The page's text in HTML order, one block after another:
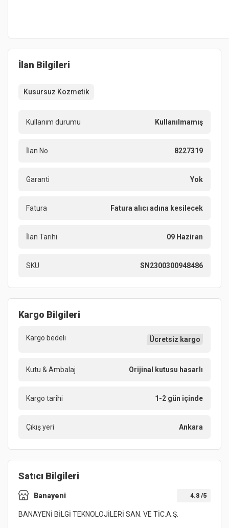
İlan Bilgileri
Kusursuz Kozmetik
Kullanım durumu Kullanılmamış
İlan No 8227319
Garanti Yok
Fatura Fatura alıcı adına kesilecek
İlan Tarihi 09 Haziran
SKU SN2300300948486
Kargo Bilgileri
Kargo bedeli Ücretsiz kargo
Kutu & Ambalaj Orijinal kutusu hasarlı
Kargo tarihi 1-2 gün içinde
Çıkış yeri Ankara
Satıcı Bilgileri
Banayeni 4.8 /5
BANAYENİ BİLGİ TEKNOLOJİLERİ SAN. VE TİC.A.Ş.